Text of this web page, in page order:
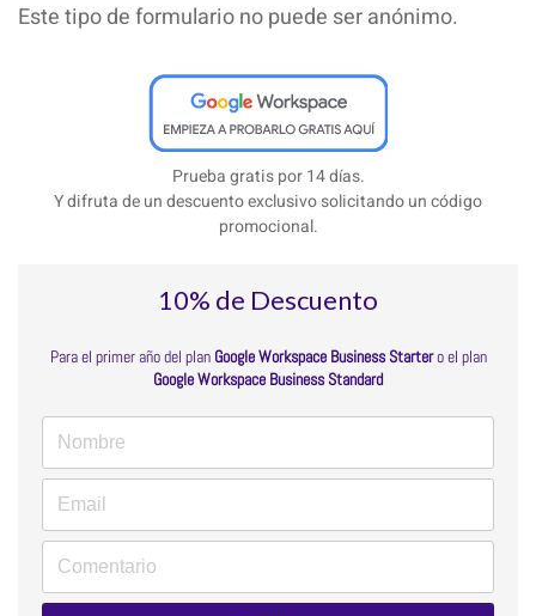
Este tipo de formulario no puede ser anónimo.
Prueba gratis por 14 días.
Y difruta de un descuento exclusivo solicitando un código
promocional.
10% de Descuento
Para el primer año del plan Google Workspace Business Startero el plan
Google Workspace Business Standard